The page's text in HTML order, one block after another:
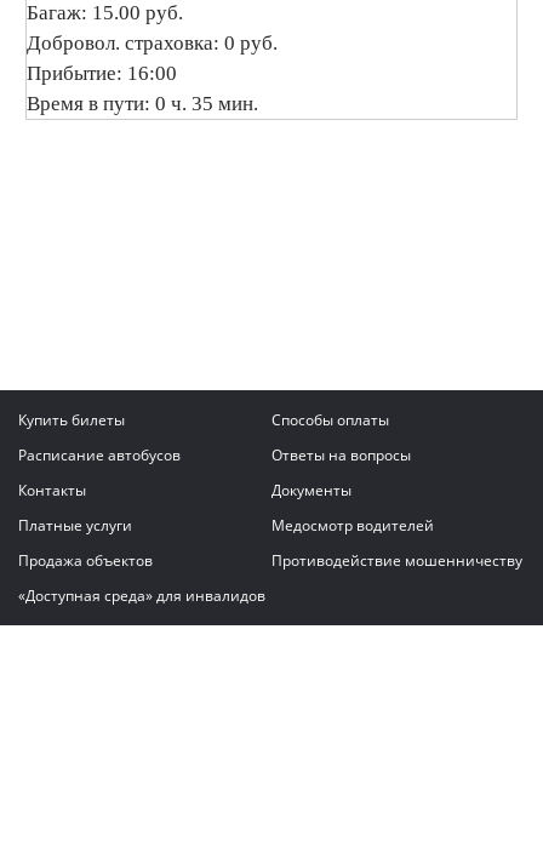
Багаж: 15.00 руб.
Добровол. страховка: 0 руб.
Прибытие: 16:00
Время в пути: 0 ч. 35 мин.
Купить билеты
Способы оплаты
Расписание автобусов
Ответы на вопросы
Контакты
Документы
Платные услуги
Медосмотр водителей
Продажа объектов
Противодействие мошенничеству
«Доступная среда» для инвалидов